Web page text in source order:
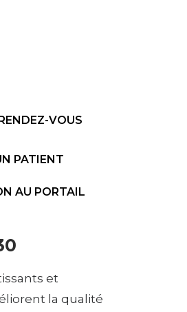
VOUS
PATIENT
AU PORTAIL
et
la qualité